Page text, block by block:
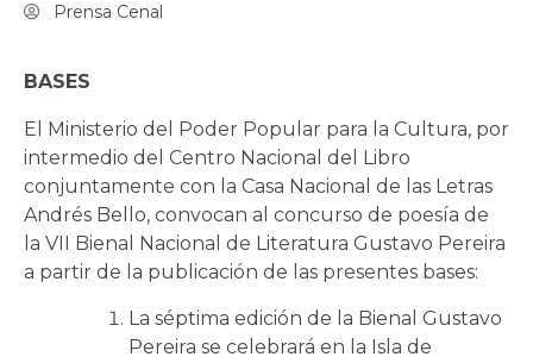
Prensa Cenal
BASES
El Ministerio del Poder Popular para la Cultura, por
intermedio del Centro Nacional del Libro
conjuntamente con la Casa Nacional de las Letras
Andrés Bello, convocan al concurso de poesía de
la VII Bienal Nacional de Literatura Gustavo Pereira
a partir de la publicación de las presentes bases:
La séptima edición de la Bienal Gustavo
Pereira se celebrará en la Isla de